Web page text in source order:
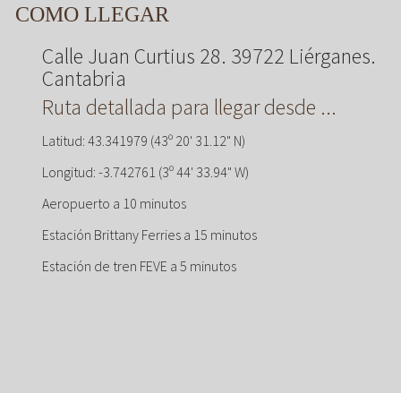
COMO LLEGAR
Calle Juan Curtius 28. 39722 Liérganes.
Cantabria
Ruta detallada para llegar desde ...
Latitud: 43.341979 (43º 20' 31.12" N)
Longitud: -3.742761 (3º 44' 33.94" W)
Aeropuerto a 10 minutos
Estación Brittany Ferries a 15 minutos
Estación de tren FEVE a 5 minutos